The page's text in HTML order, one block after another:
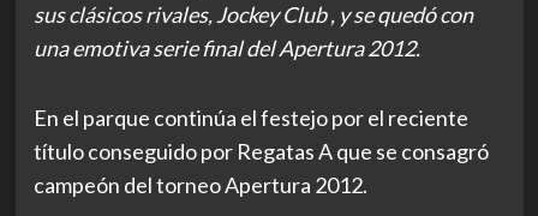
sus clásicos rivales, Jockey Club , y se quedó con
una emotiva serie final del Apertura 2012.
En el parque continúa el festejo por el reciente
título conseguido por Regatas A que se consagró
campeón del torneo Apertura 2012.